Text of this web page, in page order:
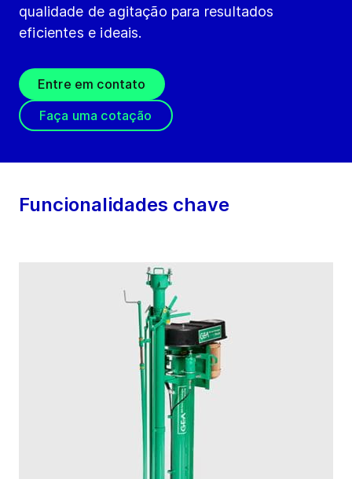
qualidade de agitação para resultados
eficientes e ideais.
Entre em contato
Faça uma cotação
Funcionalidades chave